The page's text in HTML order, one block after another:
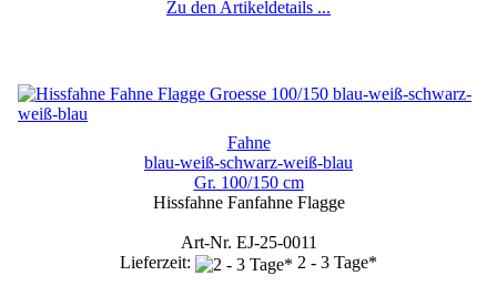
Zu den Artikeldetails ...
Fahne
blau-weiß-schwarz-weiß-blau
Gr. 100/150 cm
Hissfahne Fanfahne Flagge
Art-Nr. EJ-25-0011
Lieferzeit:
2 - 3 Tage*